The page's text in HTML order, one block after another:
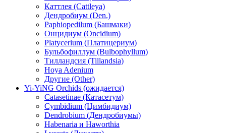
Каттлея (Cattleya)
Дендробиум (Den.)
Paphiopedilum (Башмаки)
Онцидиум (Oncidium)
Platycerium (Платицериум)
Бульбофиллум (Bulbophyllum)
Тилландсия (Tillandsia)
Hoya Adenium
Другие (Other)
Yi-YiNG Orchids (ожидается)
Catasetinae (Катасетум)
Cymbidium (Цимбидиум)
Dendrobium (Дендробиумы)
Habenaria и Haworthia